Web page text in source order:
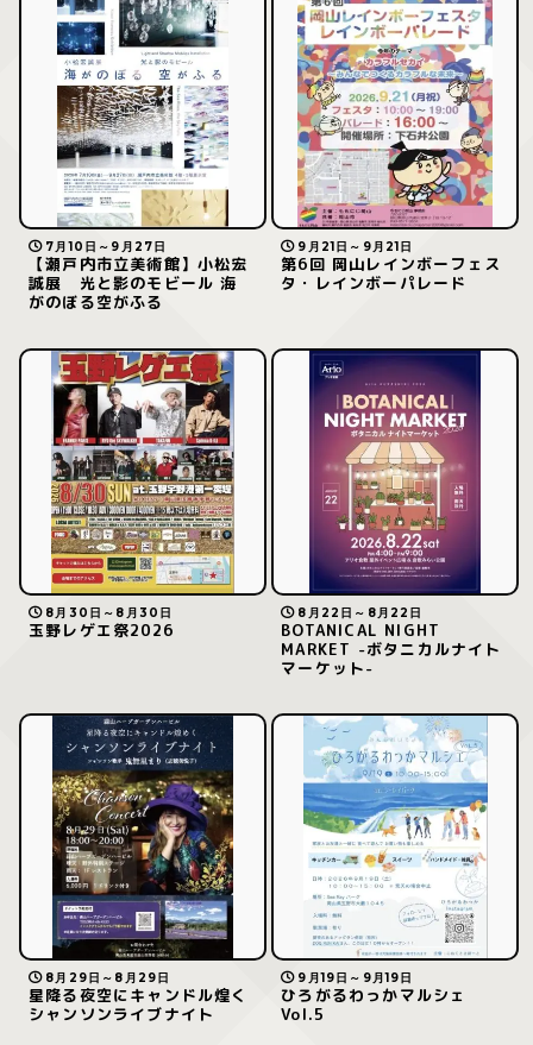
7月10日～9月27日
【瀬戸内市立美術館】小松宏
誠展 光と影のモビール 海
がのぼる空がふる
9月21日～9月21日
第6回 岡山レインボーフェス
タ・レインボーパレード
8月30日～8月30日
玉野レゲエ祭2026
8月22日～8月22日
BOTANICAL NIGHT
MARKET -ボタニカルナイト
マーケット-
8月29日～8月29日
星降る夜空にキャンドル煌く
シャンソンライブナイト
9月19日～9月19日
ひろがるわっかマルシェ
Vol.5